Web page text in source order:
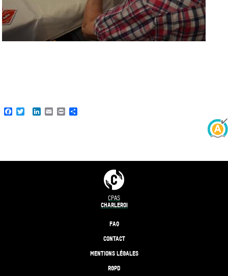
Facebook
TwitterLinkedIn
EmailPrint
CPAS
CHARLEROI
FAQ
CONTACT
MENTIONS LÉGALES
RGPD